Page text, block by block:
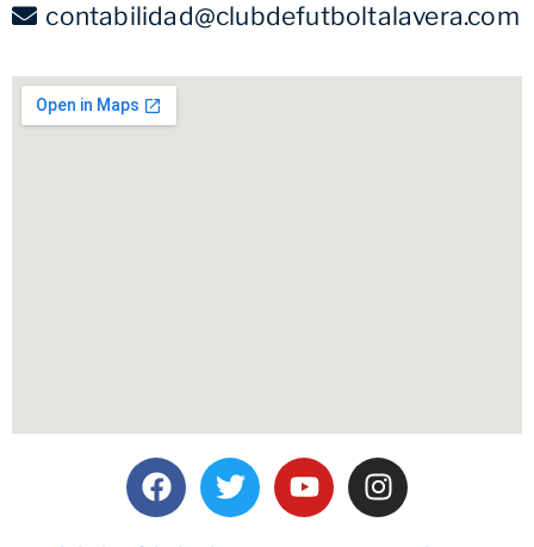
contabilidad@clubdefutboltalavera.com